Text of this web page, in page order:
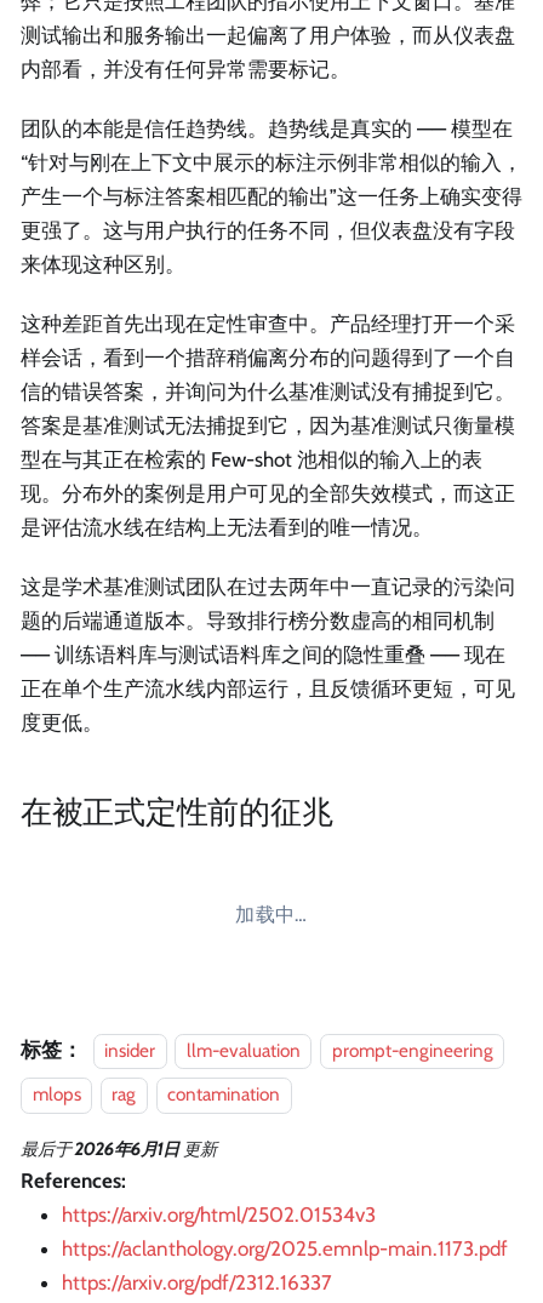
测试输出和服务输出一起偏离了用户体验，而从仪表盘
内部看，并没有任何异常需要标记。
团队的本能是信任趋势线。趋势线是真实的 —— 模型在
“针对与刚在上下文中展示的标注示例非常相似的输入，
产生一个与标注答案相匹配的输出”这一任务上确实变得
更强了。这与用户执行的任务不同，但仪表盘没有字段
来体现这种区别。
这种差距首先出现在定性审查中。产品经理打开一个采
样会话，看到一个措辞稍偏离分布的问题得到了一个自
信的错误答案，并询问为什么基准测试没有捕捉到它。
答案是基准测试无法捕捉到它，因为基准测试只衡量模
型在与其正在检索的 Few-shot 池相似的输入上的表
现。分布外的案例是用户可见的全部失效模式，而这正
是评估流水线在结构上无法看到的唯一情况。
这是学术基准测试团队在过去两年中一直记录的污染问
题的后端通道版本。导致排行榜分数虚高的相同机制
—— 训练语料库与测试语料库之间的隐性重叠 —— 现在
正在单个生产流水线内部运行，且反馈循环更短，可见
度更低。
在被正式定性前的征兆
加载中…
标签： insider llm-evaluation
prompt-engineering
mlops
rag contamination
最后于2026年6月1日 更新
References:
https://arxiv.org/html/2502.01534v3
https://aclanthology.org/2025.emnlp-main.1173.pdf
https://arxiv.org/pdf/2312.16337